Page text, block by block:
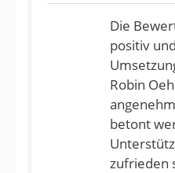
Die
positiv
Robin
betont
zufrieden